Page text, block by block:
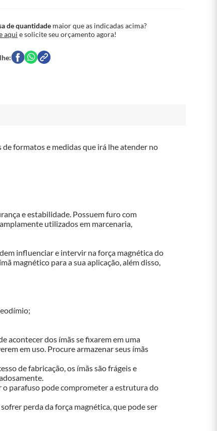
de quantidademaior que as indicadas acima?
aqui e solicite seu orçamento agora!
formatos e medidas que irá lhe atender no
e estabilidade. Possuem furo com
utilizados em marcenaria,
influenciar e intervir na força magnética do
magnético para a sua aplicação, além disso,
acontecer dos ímãs se fixarem em uma
em uso. Procure armazenar seus ímãs
de fabricação, os ímãs são frágeis e
o parafuso pode comprometer a estrutura do
perda da força magnética, que pode ser